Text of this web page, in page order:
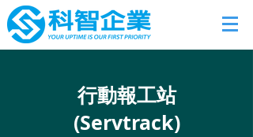
行動報工站
(Servtrack)